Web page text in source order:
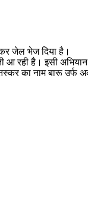
जेल भेज दिया है।
आ रही है। इसी
का नाम बारू उर्फ